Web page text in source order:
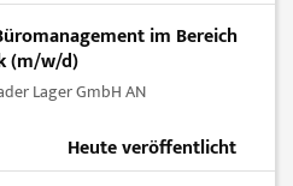
im Bereich
(m/w/d)
Lager GmbH AN
Heute veröffentlicht